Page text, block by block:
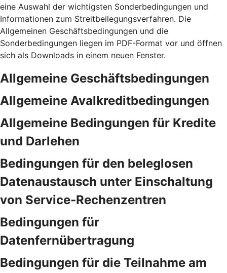
eine Auswahl der wichtigsten Sonderbedingungen und
Informationen zum Streitbeilegungsverfahren. Die
Allgemeinen Geschäftsbedingungen und die
Sonderbedingungen liegen im PDF-Format vor und öffnen
sich als Downloads in einem neuen Fenster.
Allgemeine Geschäftsbedingungen
Allgemeine Avalkreditbedingungen
Allgemeine Bedingungen für Kredite
und Darlehen
Bedingungen für den beleglosen
Datenaustausch unter Einschaltung
von Service-Rechenzentren
Bedingungen für
Datenfernübertragung
Bedingungen für die Teilnahme am